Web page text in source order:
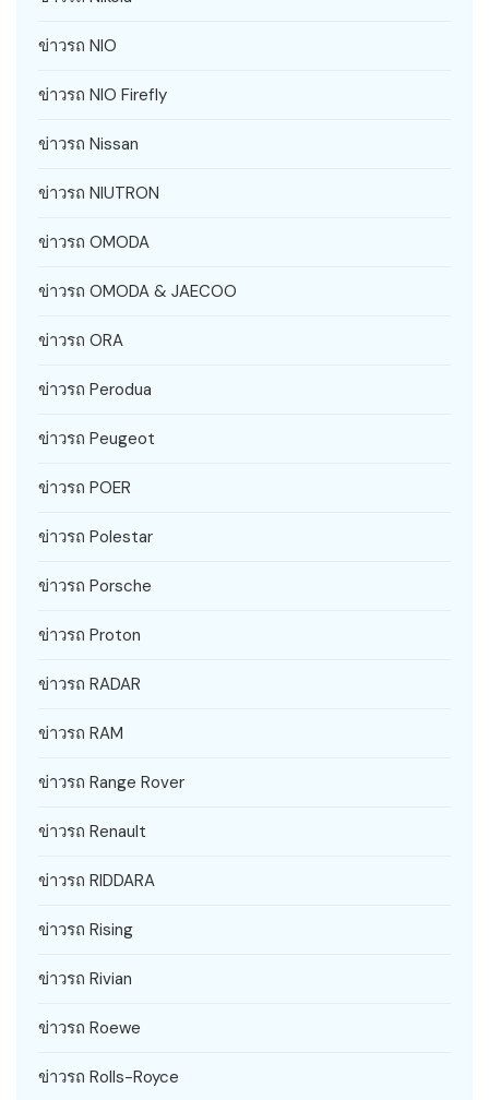
ข่าวรถ NIO
ข่าวรถ NIO Firefly
ข่าวรถ Nissan
ข่าวรถ NIUTRON
ข่าวรถ OMODA
ข่าวรถ OMODA & JAECOO
ข่าวรถ ORA
ข่าวรถ Perodua
ข่าวรถ Peugeot
ข่าวรถ POER
ข่าวรถ Polestar
ข่าวรถ Porsche
ข่าวรถ Proton
ข่าวรถ RADAR
ข่าวรถ RAM
ข่าวรถ Range Rover
ข่าวรถ Renault
ข่าวรถ RIDDARA
ข่าวรถ Rising
ข่าวรถ Rivian
ข่าวรถ Roewe
ข่าวรถ Rolls-Royce